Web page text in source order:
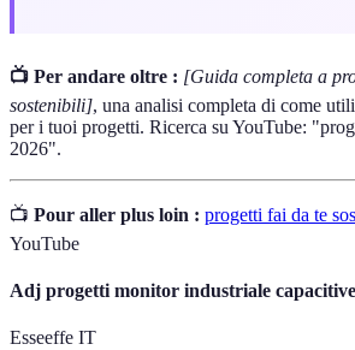
📺 Per andare oltre : [Guida completa a
sostenibili], una analisi completa di come
per i tuoi progetti. Ricerca su YouTube:
2026".
📺 Pour aller plus loin : progetti fai da te
YouTube
Adj progetti monitor industriale
Esseeffe IT